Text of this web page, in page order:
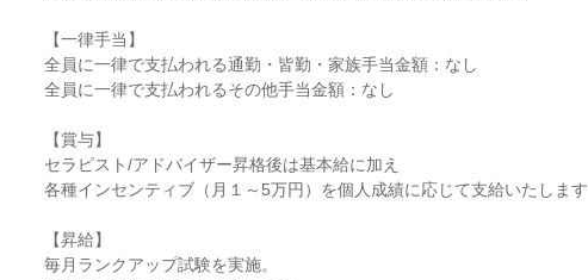
【一律手当】
全員に一律で支払われる通勤・皆勤・家族手当金額：なし
全員に一律で支払われるその他手当金額：なし
【賞与】
セラピスト/アドバイザー昇格後は基本給に加え
各種インセンティブ（月１～5万円）を個人成績に応じて支給いたします
【昇給】
毎月ランクアップ試験を実施。